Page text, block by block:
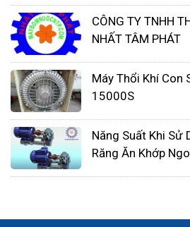
CÔNG TY TNHH
NHẤT TÂM PHÁT
Máy Thổi Khí Con
15000S
Năng Suất Khi Sử
Răng Ăn Khớp